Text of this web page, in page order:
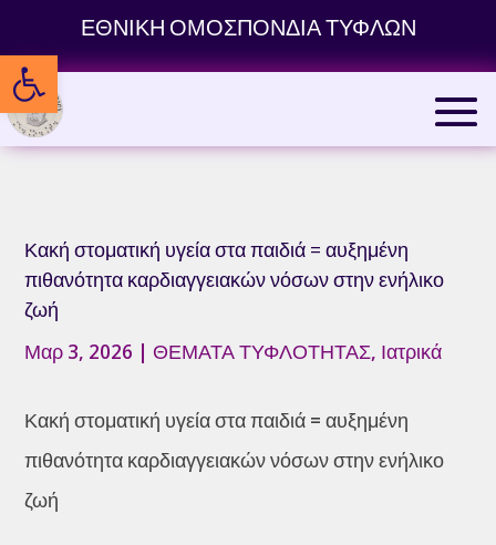
content
Ανοίξτε τη γραμμή εργαλείων
ΕΘΝΙΚΗ ΟΜΟΣΠΟΝΔΙΑ ΤΥΦΛΩΝ
Κακή στοματική υγεία στα παιδιά = αυξημένη
πιθανότητα καρδιαγγειακών νόσων στην ενήλικο
ζωή
Μαρ 3, 2026 |ΘΕΜΑΤΑ ΤΥΦΛΟΤΗΤΑΣ, Ιατρικά
Κακή στοματική υγεία στα παιδιά = αυξημένη
πιθανότητα καρδιαγγειακών νόσων στην ενήλικο
ζωή